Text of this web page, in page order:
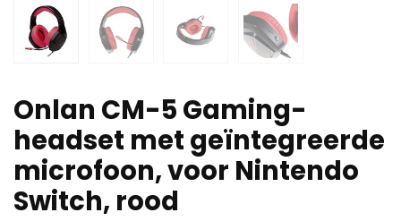
Onlan CM-5 Gaming-
headset met geïntegreerde
microfoon, voor Nintendo
Switch, rood